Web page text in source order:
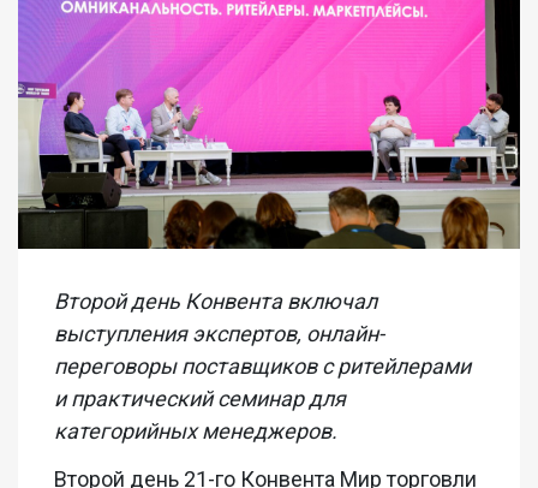
Второй день Конвента включал
выступления экспертов, онлайн-
переговоры поставщиков с ритейлерами
и практический семинар для
категорийных менеджеров.
Второй день 21-го Конвента Мир торговли